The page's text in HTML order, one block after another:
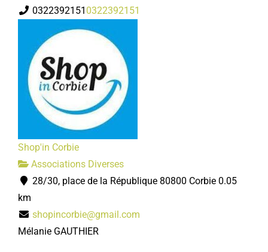
0322392151 0322392151
Shop'in Corbie
Associations Diverses
28/30, place de la République 80800 Corbie 0.05
km
shopincorbie@gmail.com
Mélanie GAUTHIER